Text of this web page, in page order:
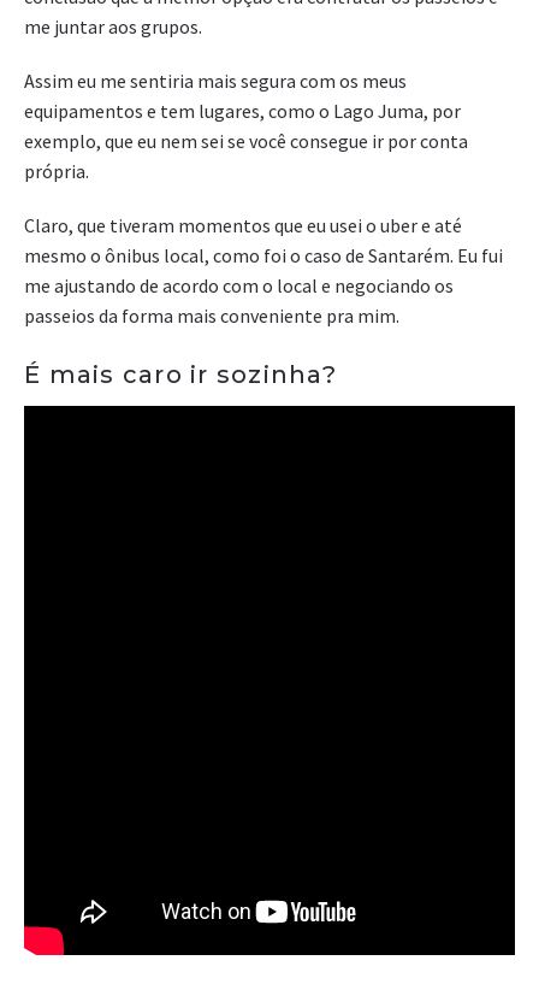
me juntar aos grupos.
Assim eu me sentiria mais segura com os meus
equipamentos e tem lugares, como o Lago Juma, por
exemplo, que eu nem sei se você consegue ir por conta
própria.
Claro, que tiveram momentos que eu usei o uber e até
mesmo o ônibus local, como foi o caso de Santarém. Eu fui
me ajustando de acordo com o local e negociando os
passeios da forma mais conveniente pra mim.
É mais caro ir sozinha?